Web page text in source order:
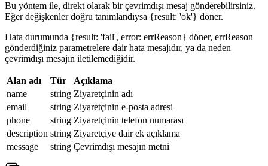
Bu yöntem ile, direkt olarak bir çevrimdışı mesaj gönderebilirsiniz.
Eğer değişkenler doğru tanımlandıysa {result: 'ok'} döner.
Hata durumunda {result: 'fail', error: errReason} döner, errReason
gönderdiğiniz parametrelere dair hata mesajıdır, ya da neden
çevrimdışı mesajın iletilemediğidir.
Alan adı Tür
Açıklama
name
string Ziyaretçinin adı
email
string Ziyaretçinin e-posta adresi
phone
string Ziyaretçinin telefon numarası
description string Ziyaretçiye dair ek açıklama
message
string Çevrimdışı mesajın metni